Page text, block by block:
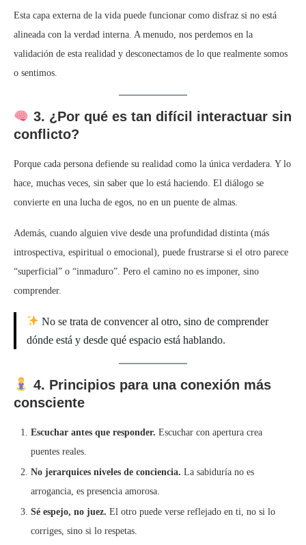
Esta capa externa de la vida puede funcionar como disfraz si no está
alineada con la verdad interna. A menudo, nos perdemos en la
validación de esta realidad y desconectamos de lo que realmente somos
o sentimos.
3. ¿Por qué es tan difícil interactuar sin
conflicto?
Porque cada persona defiende su realidad como la única verdadera. Y lo
hace, muchas veces, sin saber que lo está haciendo. El diálogo se
convierte en una lucha de egos, no en un puente de almas.
Además, cuando alguien vive desde una profundidad distinta (más
introspectiva, espiritual o emocional), puede frustrarse si el otro parece
“superficial” o “inmaduro”. Pero el camino no es imponer, sino
comprender.
No se trata de convencer al otro, sino de comprender
dónde está y desde qué espacio está hablando.
4. Principios para una conexión más
consciente
Escuchar antes que responder. Escuchar con apertura crea
puentes reales.
No jerarquices niveles de conciencia. La sabiduría no es
arrogancia, es presencia amorosa.
Sé espejo, no juez. El otro puede verse reflejado en ti, no si lo
corriges, sino si lo respetas.